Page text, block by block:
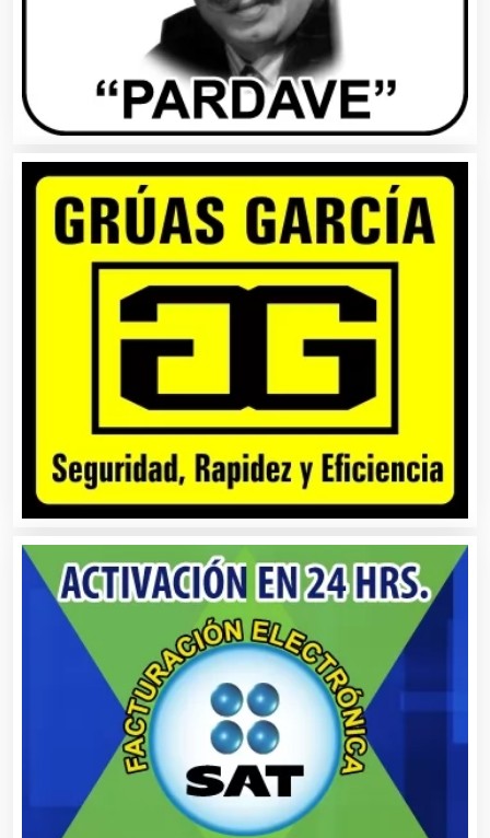
Aluminio
Ambulancias
Análisis Clínicos
Análisis de Aguas
Animadores de Eventos
Aparatos y Equipos Eléctricos
Arquitectos
Artes Gráficas
Artesanías
Artículos de Oficina